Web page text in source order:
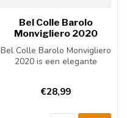
Bel Colle Barolo
Monvigliero 2020
Bel Colle Barolo Monvigliero
2020 is een elegante
€28,99